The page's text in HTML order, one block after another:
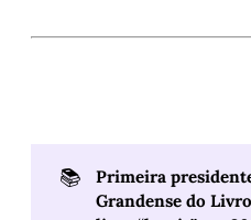
📚
Primeira
Grandense do